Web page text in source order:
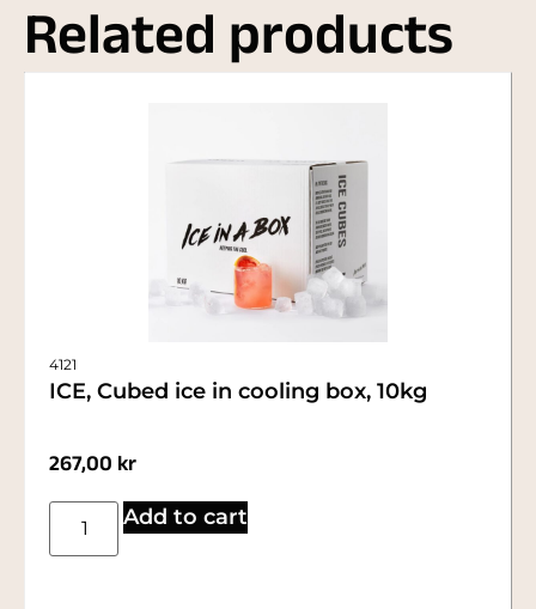
Related products
4121
ICE, Cubed ice in cooling box, 10kg
267,00 kr
Add to cart